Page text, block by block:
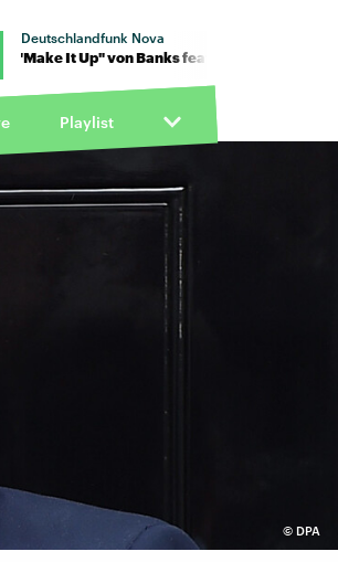
Deutschlandfunk Nova
von Banks feat. Sampha · "Make It Up"
Playlist
© DPA